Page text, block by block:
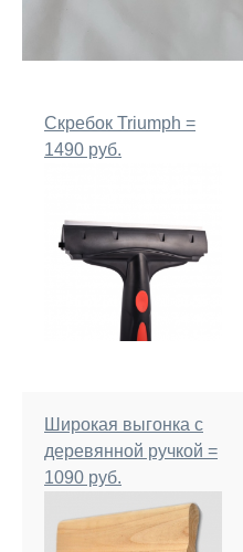
Скребок Triumph =
1490 руб.
Широкая выгонка с
деревянной ручкой =
1090 руб.